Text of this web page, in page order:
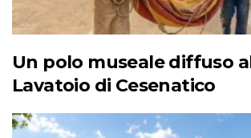
Un polo museale diffuso
Lavatoio di Cesenatico